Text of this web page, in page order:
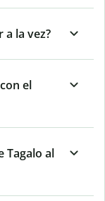
la vez?
el
Tagalo al